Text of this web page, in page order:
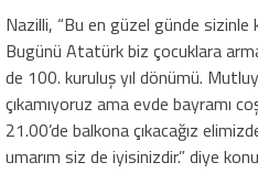
Nazilli, “Bu en güzel günde
Bugünü Atatürk biz çocuklara
de 100. kuruluş yıl dönümü.
çıkamıyoruz ama evde bayramı
21.00’de balkona çıkacağız
umarım siz de iyisinizdir.” diye